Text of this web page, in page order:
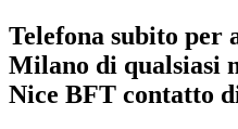
Telefona subito per
Milano di qualsiasi
Nice BFT contatto